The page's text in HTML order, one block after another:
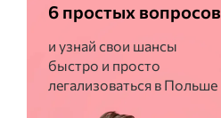
6 простых вопросов
и узнай свои шансы
быстро и просто
легализоваться в Польше